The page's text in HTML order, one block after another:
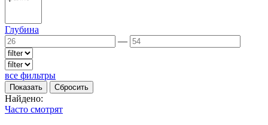
Глубина
—
все фильтры
Найдено:
Часто смотрят